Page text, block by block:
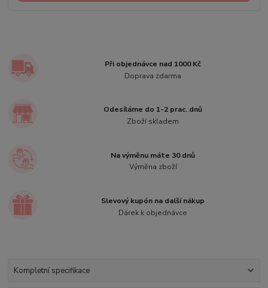
Při objednávce nad 1000 Kč
Doprava zdarma
Odesíláme do 1-2 prac. dnů
Zboží skladem
Na výměnu máte 30 dnů
Výměna zboží
Slevový kupón na další nákup
Dárek k objednávce
Kompletní specifikace